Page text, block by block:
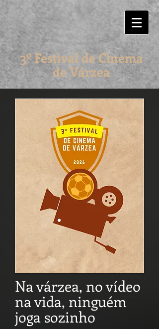
3º Festival de Cinema
de Várzea
Na várzea, no vídeo
na vida, ninguém
joga sozinho